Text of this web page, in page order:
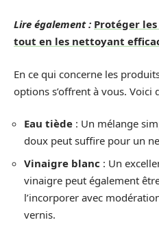
Lire également : Protéger
tout en les nettoyant
En ce qui concerne les
options s’offrent à vous.
Eau tiède : Un mélange
doux peut suffire pour un
Vinaigre blanc : Un
vinaigre peut également
l’incorporer avec
vernis.